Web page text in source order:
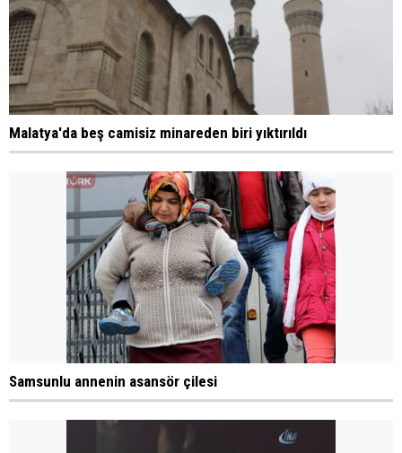
Malatya'da beş camisiz minareden biri yıktırıldı
Samsunlu annenin asansör çilesi